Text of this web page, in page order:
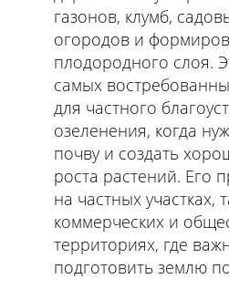
газонов, клумб,
огородов и
плодородного слоя.
самых
для частного
озеленения, когда
почву и создать
роста растений. Его
на частных участках,
коммерческих и
территориях, где
подготовить землю